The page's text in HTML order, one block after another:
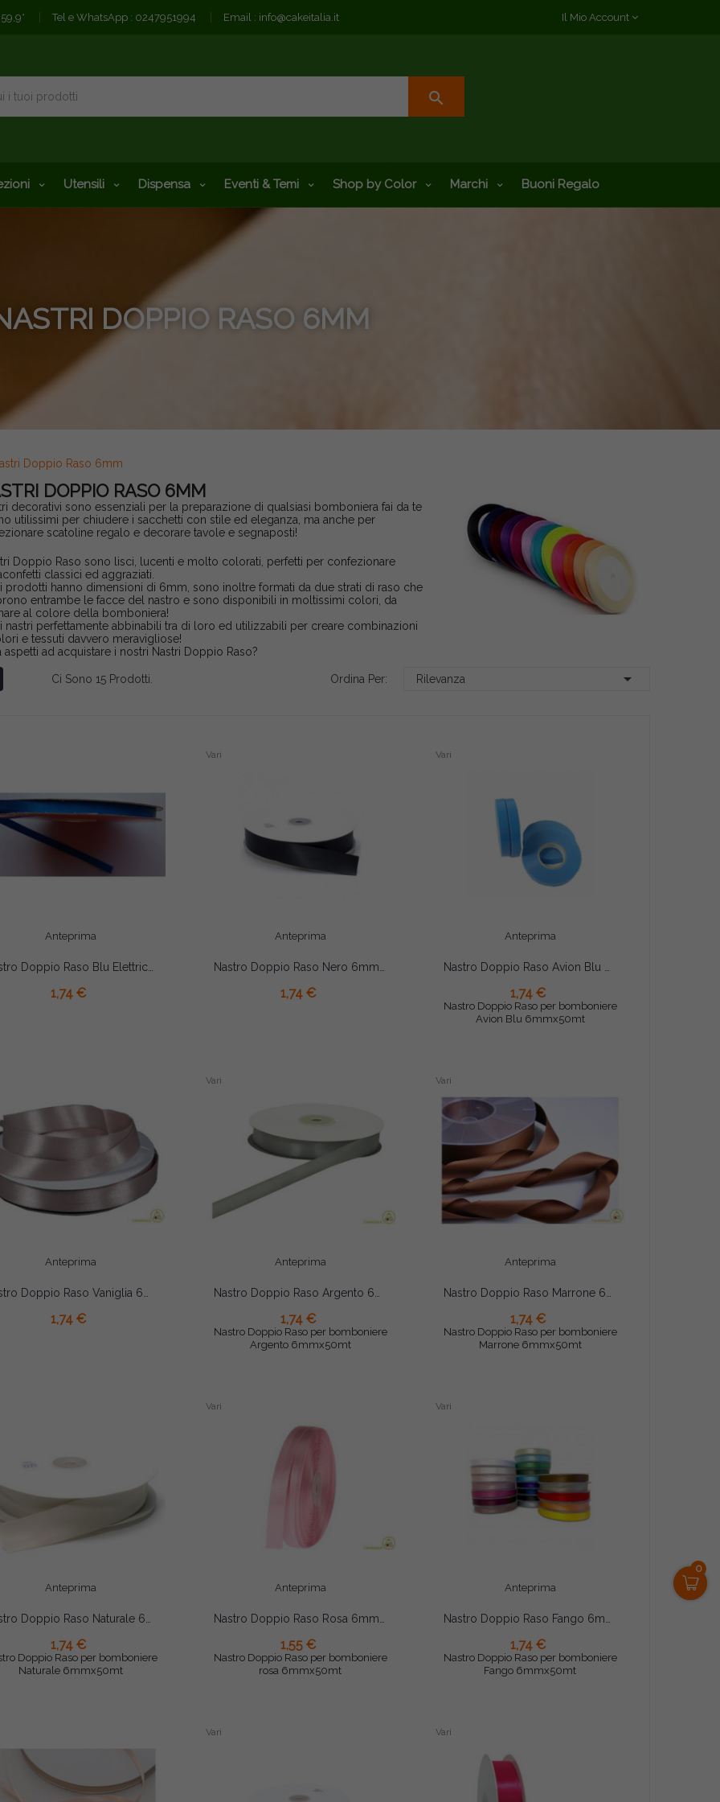
0
Tel e WhatsApp : 0247951994 Email : info@cakeitalia.it Il Mio Account
search
Utensili Dispensa Eventi & Temi Shop by Color Marchi Buoni Regalo
DOPPIO RASO 6MM
Doppio Raso 6mm
DOPPIO RASO 6MM
decorativi sono essenziali per la preparazione di qualsiasi bomboniera fai da te
utilissimi per chiudere i sacchetti con stile ed eleganza, ma anche per
scatoline regalo e decorare tavole e segnaposti!
Doppio Raso sono lisci, lucenti e molto colorati, perfetti per confezionare
classici ed aggraziati.
prodotti hanno dimensioni di 6mm, sono inoltre formati da due strati di raso che
entrambe le facce del nastro e sono disponibili in moltissimi colori, da
al colore della bomboniera!
nastri perfettamente abbinabili tra di loro ed utilizzabili per creare combinazioni
e tessuti davvero meravigliose!
aspetti ad acquistare i nostri Nastri Doppio Raso?
Ci Sono 15 Prodotti. Ordina Per: Rilevanza 
Anteprima
1,74 €
Anteprima
Vari
1,74 €
Anteprima
Vari
1,74 €
Nastro Doppio Raso per bomboniere
Avion Blu 6mmx50mt
AGGIUNGI AL CARRELLO
Anteprima
1,74 €
Anteprima
Vari
1,74 €
Nastro Doppio Raso per bomboniere
Argento 6mmx50mt
AGGIUNGI AL CARRELLO
Anteprima
Vari
1,74 €
Nastro Doppio Raso per bomboniere
Marrone 6mmx50mt
AGGIUNGI AL CARRELLO
Anteprima
1,74 €
Doppio Raso per bomboniere
Naturale 6mmx50mt
AGGIUNGI AL CARRELLO
Anteprima
Vari
1,55 €
Nastro Doppio Raso per bomboniere
rosa 6mmx50mt
AGGIUNGI AL CARRELLO
Anteprima
Vari
1,74 €
Nastro Doppio Raso per bomboniere
Fango 6mmx50mt
AGGIUNGI AL CARRELLO
Vari Vari